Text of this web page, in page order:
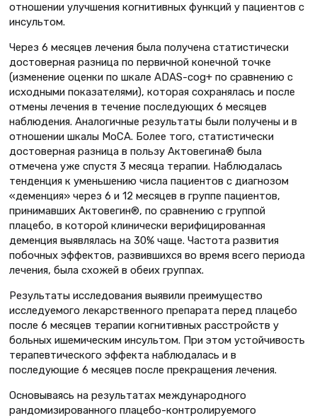
отношении улучшения когнитивных функций у пациентов с
инсультом.
Через 6 месяцев лечения была получена статистически
достоверная разница по первичной конечной точке
(изменение оценки по шкале ADAS-cog+ по сравнению с
исходными показателями), которая сохранялась и после
отмены лечения в течение последующих 6 месяцев
наблюдения. Аналогичные результаты были получены и в
отношении шкалы MoCA. Более того, статистически
достоверная разница в пользу Актовегина® была
отмечена уже спустя 3 месяца терапии. Наблюдалась
тенденция к уменьшению числа пациентов с диагнозом
«деменция» через 6 и 12 месяцев в группе пациентов,
принимавших Актовегин®, по сравнению с группой
плацебо, в которой клинически верифицированная
деменция выявлялась на 30% чаще. Частота развития
побочных эффектов, развившихся во время всего периода
лечения, была схожей в обеих группах.
Результаты исследования выявили преимущество
исследуемого лекарственного препарата перед плацебо
после 6 месяцев терапии когнитивных расстройств у
больных ишемическим инсультом. При этом устойчивость
терапевтического эффекта наблюдалась и в
последующие 6 месяцев после прекращения лечения.
Основываясь на результатах международного
рандомизированного плацебо-контролируемого